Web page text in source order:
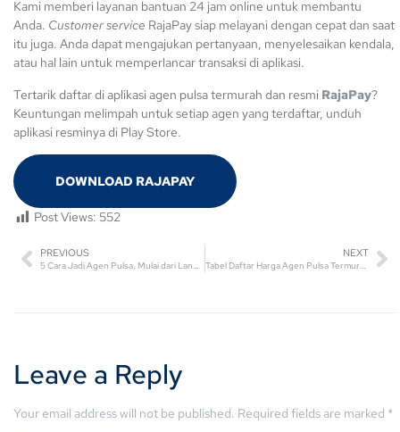
Kami memberi layanan bantuan 24 jam online untuk membantu
Anda. Customer service RajaPay siap melayani dengan cepat dan saat
itu juga. Anda dapat mengajukan pertanyaan, menyelesaikan kendala,
atau hal lain untuk memperlancar transaksi di aplikasi.
Tertarik daftar di aplikasi agen pulsa termurah dan resmi RajaPay?
Keuntungan melimpah untuk setiap agen yang terdaftar, unduh
aplikasi resminya di Play Store.
DOWNLOAD RAJAPAY
Post Views: 552
PREVIOUS NEXT
Leave a Reply
Your email address will not be published. Required fields are marked *